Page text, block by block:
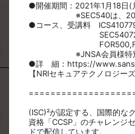
●開催期間：2021年1月18日
※SEC540は、2021年
●コース、受講料
※JNSA会員様特別価
●詳 細：https://
【NRIセキュアテクノロジー
(ISC)²が認定する、国際的な
資格「CCSP」のチャレンジ
ドで配信しています。